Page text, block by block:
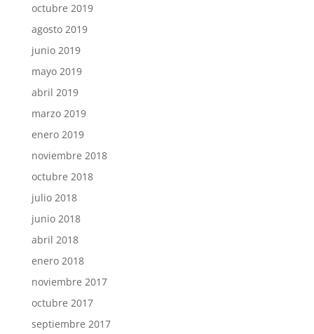
octubre 2019
agosto 2019
junio 2019
mayo 2019
abril 2019
marzo 2019
enero 2019
noviembre 2018
octubre 2018
julio 2018
junio 2018
abril 2018
enero 2018
noviembre 2017
octubre 2017
septiembre 2017